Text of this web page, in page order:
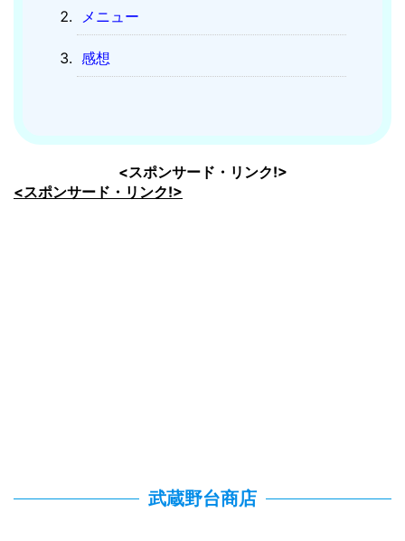
メニュー
感想
<スポンサード・リンク!>
<スポンサード・リンク!>
武蔵野台商店